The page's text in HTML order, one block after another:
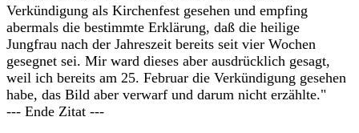
Verkündigung als Kirchenfest gesehen und empfing
abermals die bestimmte Erklärung, daß die heilige
Jungfrau nach der Jahreszeit bereits seit vier Wochen
gesegnet sei. Mir ward dieses aber ausdrücklich gesagt,
weil ich bereits am 25. Februar die Verkündigung gesehen
habe, das Bild aber verwarf und darum nicht erzählte."
--- Ende Zitat ---